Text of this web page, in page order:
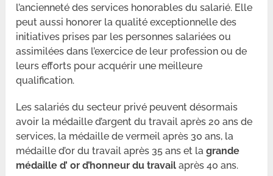
l’ancienneté des services honorables du salarié. Elle
peut aussi honorer la qualité exceptionnelle des
initiatives prises par les personnes salariées ou
assimilées dans l’exercice de leur profession ou de
leurs efforts pour acquérir une meilleure
qualification.
Les salariés du secteur privé peuvent désormais
avoir la médaille d’argent du travail après 20 ans de
services, la médaille de vermeil après 30 ans, la
médaille d’or du travail après 35 ans et lagrande
médaille d’ or d’honneur du travailaprès 40 ans.